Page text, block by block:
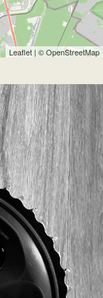
Leaflet | ©OpenStreetMap